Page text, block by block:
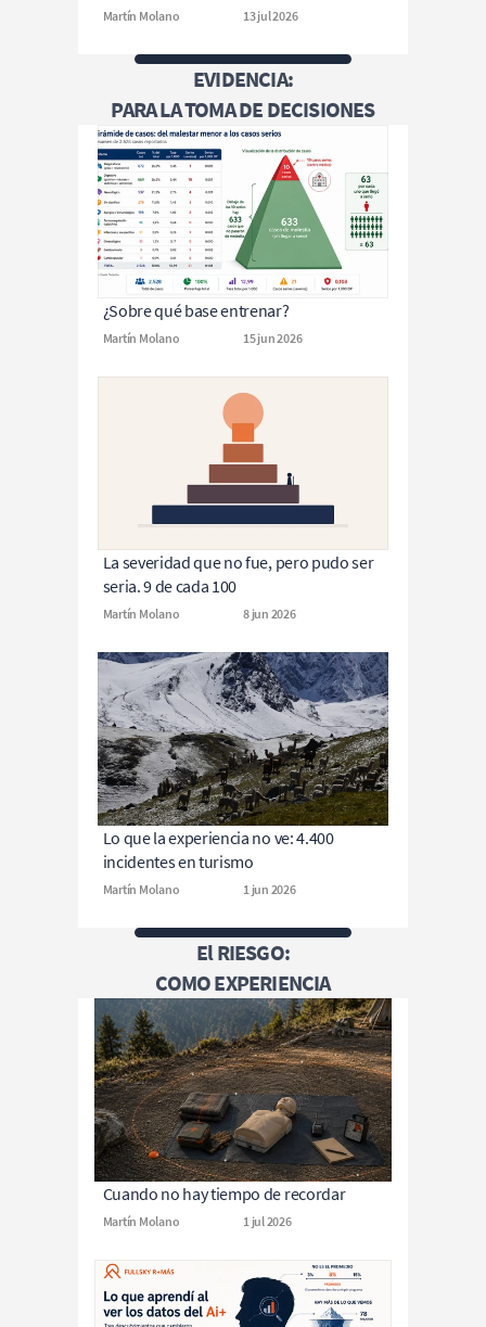
Martín Molano 13 jul 2026
EVIDENCIA:
PARA LA TOMA DE DECISIONES
¿Sobre qué base entrenar?
Martín Molano 15 jun 2026
La severidad que no fue, pero pudo ser
seria. 9 de cada 100
Martín Molano 8 jun 2026
Lo que la experiencia no ve: 4.400
incidentes en turismo
Martín Molano 1 jun 2026
El RIESGO:
COMO EXPERIENCIA
Cuando no hay tiempo de recordar
Martín Molano 1 jul 2026